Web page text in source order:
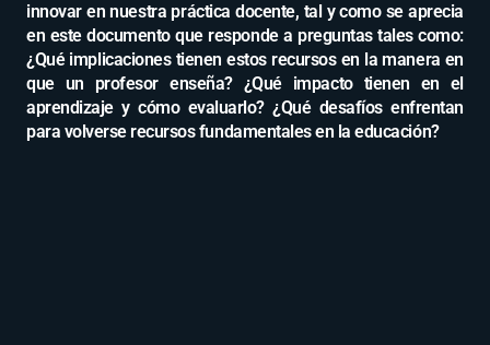
innovar en nuestra práctica docente, tal y como se aprecia
en este documento que responde a preguntas tales como:
¿Qué implicaciones tienen estos recursos en la manera en
que un profesor enseña? ¿Qué impacto tienen en el
aprendizaje y cómo evaluarlo? ¿Qué desafíos enfrentan
para volverse recursos fundamentales en la educación?